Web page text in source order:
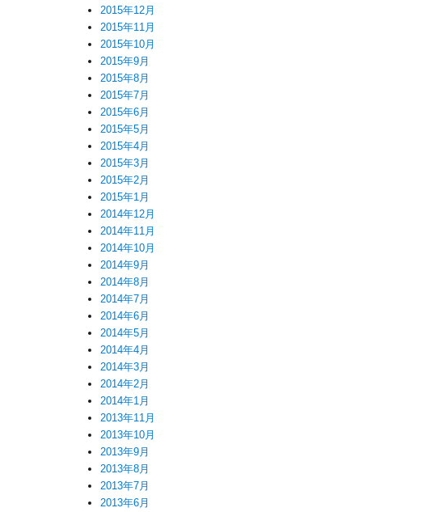
2015年12月
2015年11月
2015年10月
2015年9月
2015年8月
2015年7月
2015年6月
2015年5月
2015年4月
2015年3月
2015年2月
2015年1月
2014年12月
2014年11月
2014年10月
2014年9月
2014年8月
2014年7月
2014年6月
2014年5月
2014年4月
2014年3月
2014年2月
2014年1月
2013年11月
2013年10月
2013年9月
2013年8月
2013年7月
2013年6月